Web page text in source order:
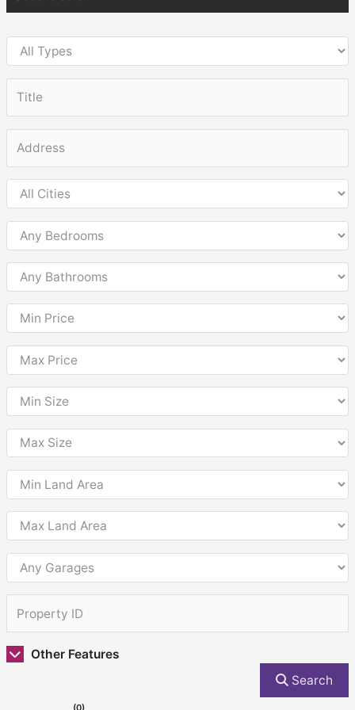
Other Features
Search